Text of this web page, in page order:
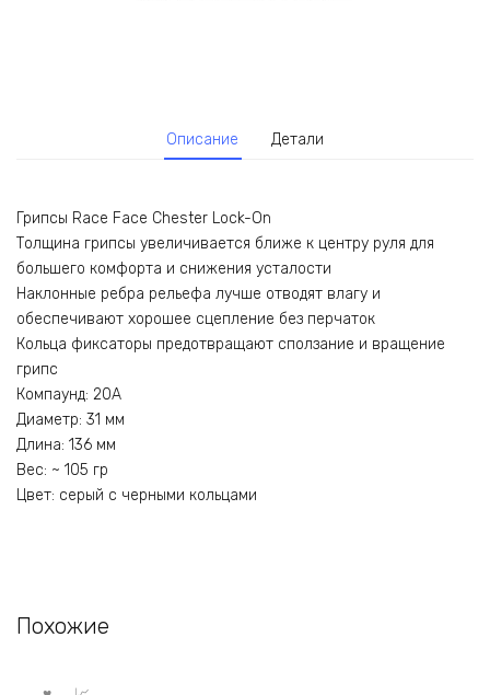
Описание Детали
Грипсы Race Face Chester Lock-On
Толщина грипсы увеличивается ближе к центру руля для
большего комфорта и снижения усталости
Наклонные ребра рельефа лучше отводят влагу и
обеспечивают хорошее сцепление без перчаток
Кольца фиксаторы предотвращают сползание и вращение
грипс
Компаунд: 20A
Диаметр: 31 мм
Длина: 136 мм
Вес: ~ 105 гр
Цвет: серый с черными кольцами
Похожие